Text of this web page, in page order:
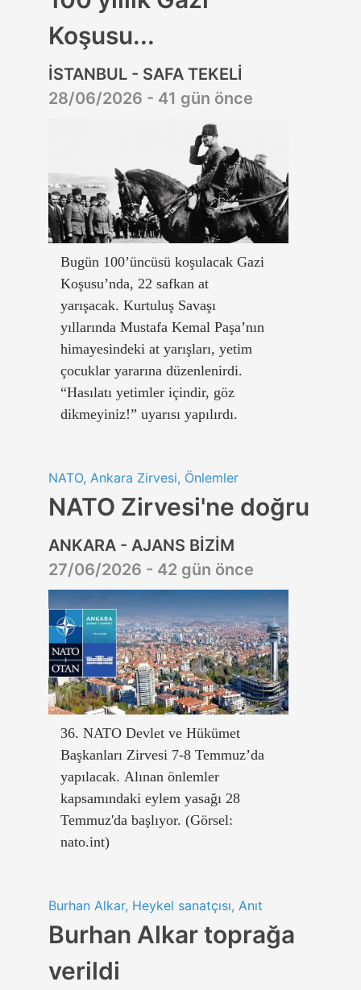
Koşusu...
İSTANBUL - SAFA TEKELİ
28/06/2026 - 41 gün önce
Bugün 100’üncüsü koşulacak Gazi
Koşusu’nda, 22 safkan at
yarışacak. Kurtuluş Savaşı
yıllarında Mustafa Kemal Paşa’nın
himayesindeki at yarışları, yetim
çocuklar yararına düzenlenirdi.
“Hasılatı yetimler içindir, göz
dikmeyiniz!” uyarısı yapılırdı.
NATO, Ankara Zirvesi, Önlemler
NATO Zirvesi'ne doğru
ANKARA - AJANS BİZİM
27/06/2026 - 42 gün önce
36. NATO Devlet ve Hükümet
Başkanları Zirvesi 7-8 Temmuz’da
yapılacak. Alınan önlemler
kapsamındaki eylem yasağı 28
Temmuz'da başlıyor. (Görsel:
nato.int)
Burhan Alkar, Heykel sanatçısı, Anıt
Burhan Alkar toprağa
verildi